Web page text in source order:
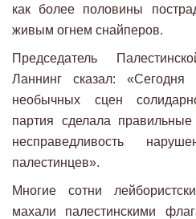
как более половины
живым огнем снайперов.
Председатель
Ланнинг сказал:
необычных сцен
партия сделала
несправедливость
палестинцев».
Многие сотни
махали палестинскими